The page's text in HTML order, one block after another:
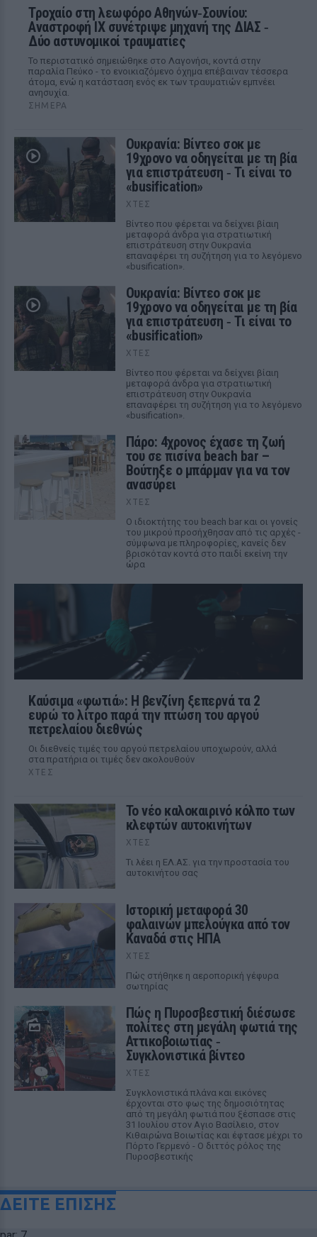
Τροχαίο στη λεωφόρο Αθηνών‑Σουνίου:
Αναστροφή ΙΧ συνέτριψε μηχανή της ΔΙΑΣ ‑
Δύο αστυνομικοί τραυματίες
Το περιστατικό σημειώθηκε στο Λαγονήσι, κοντά στην
παραλία Πεύκο - το ενοικιαζόμενο όχημα επέβαιναν τέσσερα
άτομα, ενώ η κατάσταση ενός εκ των τραυματιών εμπνέει
ανησυχία.
ΣΉΜΕΡΑ
Ουκρανία: Βίντεο σοκ με
19χρονο να οδηγείται με τη βία
για επιστράτευση ‑ Τι είναι το
«busification»
ΧΤΕΣ
Βίντεο που φέρεται να δείχνει βίαιη
μεταφορά άνδρα για στρατιωτική
επιστράτευση στην Ουκρανία
επαναφέρει τη συζήτηση για το λεγόμενο
«busification».
Ουκρανία: Βίντεο σοκ με
19χρονο να οδηγείται με τη βία
για επιστράτευση ‑ Τι είναι το
«busification»
ΧΤΕΣ
Βίντεο που φέρεται να δείχνει βίαιη
μεταφορά άνδρα για στρατιωτική
επιστράτευση στην Ουκρανία
επαναφέρει τη συζήτηση για το λεγόμενο
«busification».
Πάρο: 4χρονος έχασε τη ζωή
του σε πισίνα beach bar –
Βούτηξε ο μπάρμαν για να τον
ανασύρει
ΧΤΕΣ
Ο ιδιοκτήτης του beach bar και οι γονείς
του μικρού προσήχθησαν από τις αρχές -
σύμφωνα με πληροφορίες, κανείς δεν
βρισκόταν κοντά στο παιδί εκείνη την
ώρα
Καύσιμα «φωτιά»: Η βενζίνη ξεπερνά τα 2
ευρώ το λίτρο παρά την πτώση του αργού
πετρελαίου διεθνώς
Οι διεθνείς τιμές του αργού πετρελαίου υποχωρούν, αλλά
στα πρατήρια οι τιμές δεν ακολουθούν
ΧΤΕΣ
Το νέο καλοκαιρινό κόλπο των
κλεφτών αυτοκινήτων
ΧΤΕΣ
Tι λέει η ΕΛ.ΑΣ. για την προστασία του
αυτοκινήτου σας
Ιστορική μεταφορά 30
φαλαινών μπελούγκα από τον
Καναδά στις ΗΠΑ
ΧΤΕΣ
Πώς στήθηκε η αεροπορική γέφυρα
σωτηρίας
Πώς η Πυροσβεστική διέσωσε
πολίτες στη μεγάλη φωτιά της
Αττικοβοιωτίας ‑
Συγκλονιστικά βίντεο
ΧΤΕΣ
Συγκλονιστικά πλάνα και εικόνες
έρχονται στο φως της δημοσιότητας
από τη μεγάλη φωτιά που ξέσπασε στις
31 Ιουλίου στον Αγιο Βασίλειο, στον
Κιθαιρώνα Βοιωτίας και έφτασε μέχρι το
Πόρτο Γερμενό - Ο διττός ρόλος της
Πυροσβεστικής
ΔΕΙΤΕ ΕΠΙΣΗΣ